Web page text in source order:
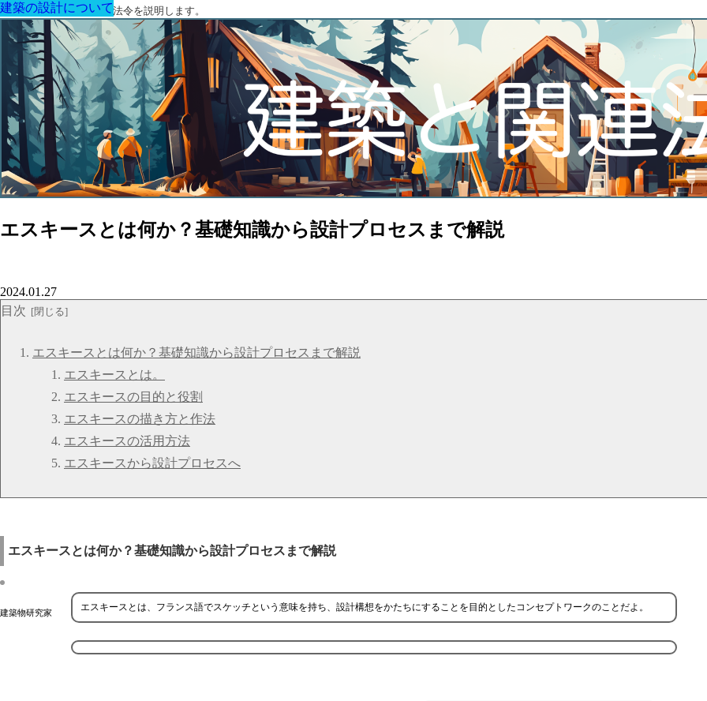
建築に関する用語と関連法令を説明します。
エスキースとは何か？基礎知識から設計プロセスまで解説
建築の設計について
2024.01.27
目次
エスキースとは何か？基礎知識から設計プロセスまで解説
エスキースとは。
エスキースの目的と役割
エスキースの描き方と作法
エスキースの活用方法
エスキースから設計プロセスへ
エスキースとは何か？基礎知識から設計プロセスまで解説
建築物研究家 エスキースとは、フランス語でスケッチという意味を持ち、設計構想をかたちにすることを目的としたコンセプトワークのことだよ。
建築の設計について
建築の設計について
建築の設計について
建築の設計について
建築の設計について
建築の設計について